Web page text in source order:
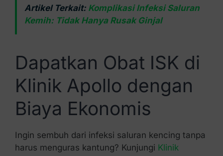
Artikel Terkait: Komplikasi Infeksi Saluran
Kemih: Tidak Hanya Rusak Ginjal
Dapatkan Obat ISK di
Klinik Apollo dengan
Biaya Ekonomis
Ingin sembuh dari infeksi saluran kencing tanpa
harus menguras kantung? Kunjungi Klinik